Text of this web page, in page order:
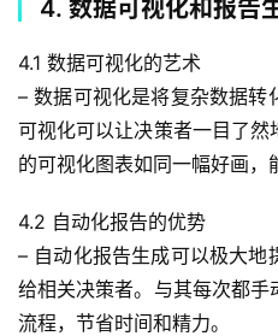
4. 数据可视化和报告
4.1 数据可视化的艺术
– 数据可视化是将复杂数据转
可视化可以让决策者一目了
的可视化图表如同一幅好画，
4.2 自动化报告的优势
– 自动化报告生成可以极大地
给相关决策者。与其每次都
流程，节省时间和精力。